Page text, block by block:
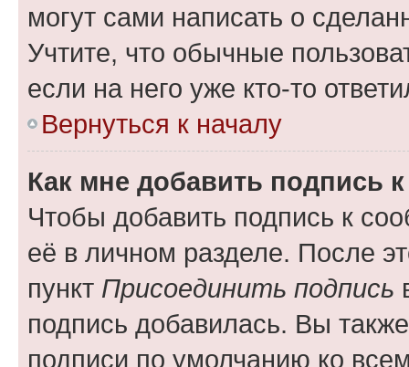
могут сами написать о
Учтите, что обычные
если на него уже кто-то
Вернуться к началу
Как мне добавить подпись
Чтобы добавить подпись к
её в личном разделе. После
пункт Присоединить подпись
подпись добавилась. Вы
подписи по умолчанию ко